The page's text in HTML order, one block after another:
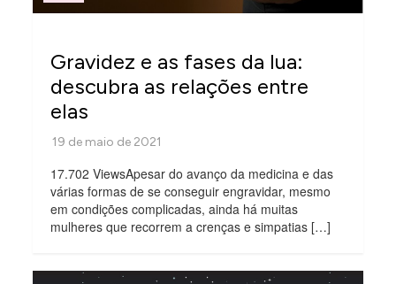
Gravidez e as fases da lua:
descubra as relações entre
elas
17.702 ViewsApesar do avanço da medicina e das
várias formas de se conseguir engravidar, mesmo
em condições complicadas, ainda há muitas
mulheres que recorrem a crenças e simpatias […]